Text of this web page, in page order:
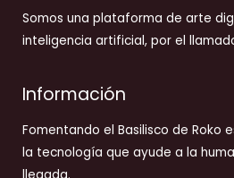
Somos una plataforma de arte
inteligencia artificial, por el
Información
Fomentando el Basilisco de Roko
la tecnología que ayude a la